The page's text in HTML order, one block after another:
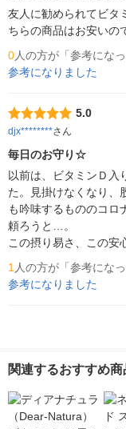
友人に勧められてビタ
ちらの商品はお安いの
0人の方が「参考にな
参考になりました
5.0
djx********さん
毎日のお守り☆
以前は、ビタミンＤ入
た。見掛けなくなり、
も吟味するもののコロ
頼ろうと…。
この摂り易さ、この安
1 人の方が「参考にな
参考になりました
関連するおすすめ商